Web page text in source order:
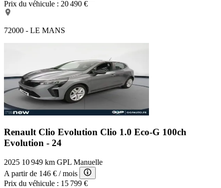
Prix du véhicule : 20 490 €
72000 - LE MANS
Renault Clio Evolution Clio 1.0 Eco-G 100ch
Evolution - 24
2025 10 949 km GPL Manuelle
A partir de 146 € / mois
Prix du véhicule : 15 799 €